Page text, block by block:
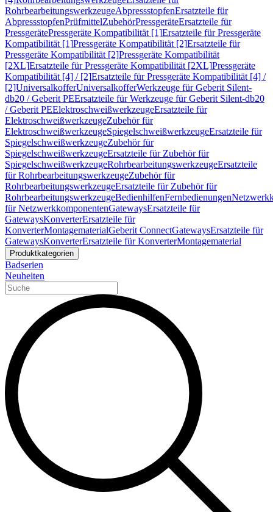
RohrbearbeitungswerkzeugeAbpressstopfenErsatzteile für
AbpressstopfenPrüfmittelZubehörPressgeräteErsatzteile für
PressgerätePressgeräte Kompatibilität [1]Ersatzteile für Pressgeräte
Kompatibilität [1]Pressgeräte Kompatibilität [2]Ersatzteile für
Pressgeräte Kompatibilität [2]Pressgeräte Kompatibilität
[2XL]Ersatzteile für Pressgeräte Kompatibilität [2XL]Pressgeräte
Kompatibilität [4] / [2]Ersatzteile für Pressgeräte Kompatibilität [4] /
[2]UniversalkofferUniversalkofferWerkzeuge für Geberit Silent-
db20 / Geberit PEErsatzteile für Werkzeuge für Geberit Silent-db20
/ Geberit PEElektroschweißwerkzeugeErsatzteile für
ElektroschweißwerkzeugeZubehör für
ElektroschweißwerkzeugeSpiegelschweißwerkzeugeErsatzteile für
SpiegelschweißwerkzeugeZubehör für
SpiegelschweißwerkzeugeErsatzteile für Zubehör für
SpiegelschweißwerkzeugeRohrbearbeitungswerkzeugeErsatzteile
für RohrbearbeitungswerkzeugeZubehör für
RohrbearbeitungswerkzeugeErsatzteile für Zubehör für
RohrbearbeitungswerkzeugeBedienhilfenFernbedienungen
für NetzwerkkomponentenGatewaysErsatzteile für
GatewaysKonverterErsatzteile für
KonverterMontagematerialGeberit ConnectGatewaysErsatzteile für
GatewaysKonverterErsatzteile für KonverterMontagematerial
Produktkategorien
Badserien
Neuheiten